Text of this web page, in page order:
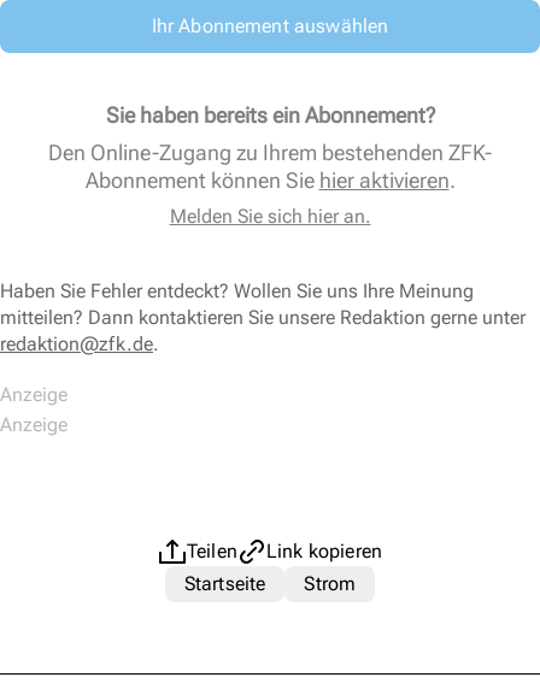
Ihr Abonnement auswählen
Sie haben bereits ein Abonnement?
Den Online-Zugang zu Ihrem bestehenden ZFK-
Abonnement können Sie hier aktivieren.
Melden Sie sich hier an.
Haben Sie Fehler entdeckt? Wollen Sie uns Ihre Meinung
mitteilen? Dann kontaktieren Sie unsere Redaktion gerne unter
redaktion@zfk.de.
Teilen
Link kopieren
Startseite
Strom